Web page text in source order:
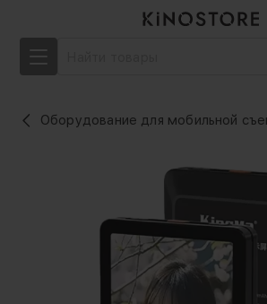
Оборудование для мобильной